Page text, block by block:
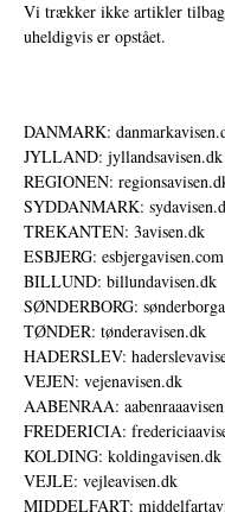
Vi trækker ikke artikler
uheldigvis er opstået.
DANMARK:
JYLLAND: jyllandsavisen.dk
REGIONEN:
SYDDANMARK:
TREKANTEN: 3avisen.dk
ESBJERG: esbjergavisen.com
BILLUND: billundavisen.dk
SØNDERBORG:
TØNDER: tønderavisen.dk
HADERSLEV:
VEJEN: vejenavisen.dk
AABENRAA:
FREDERICIA:
KOLDING: koldingavisen.dk
VEJLE: vejleavisen.dk
MIDDELFART: